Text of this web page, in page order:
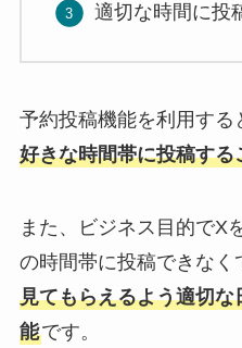
適切な時間に投
予約投稿機能を利用する
好きな時間帯に投稿する
また、ビジネス目的でX
の時間帯に投稿できなく
見てもらえるよう適切
能です。